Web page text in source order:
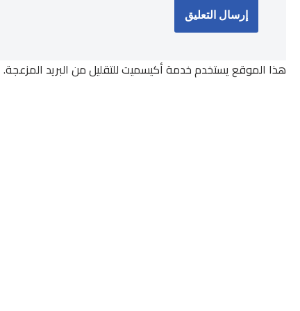
هذا الموقع يستخدم خدمة أكيسميت للتقليل من البريد المزعجة.